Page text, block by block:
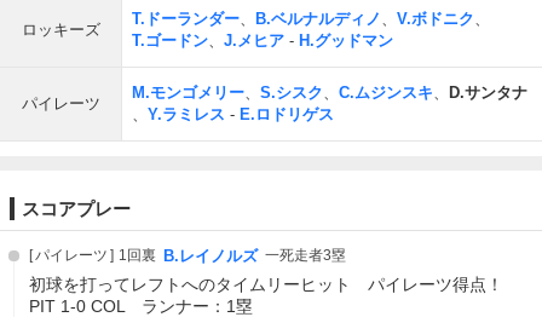
ロッキーズ
T.ドーランダー、 B.ベルナルディノ 、 V.ボドニク、
T.ゴードン、 J.メヒア - H.グッドマン
パイレーツ
M.モンゴメリー、 S.シスク、 C.ムジンスキ、
D.サンタナ
、 Y.ラミレス - E.ロドリゲス
スコアプレー
パイレーツ 1回裏 B.レイノルズ 一死走者3塁
初球を打ってレフトへのタイムリーヒット パイレーツ得点！
PIT 1-0 COL ランナー：1塁